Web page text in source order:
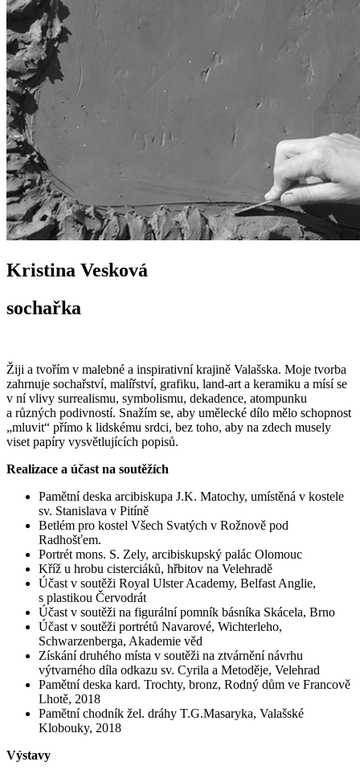
Kristina Vesková
sochařka
Žiji a tvořím v malebné a inspirativní krajině Valašska. Moje tvorba
zahrnuje sochařství, malířství, grafiku, land-art a keramiku a mísí se
v ní vlivy surrealismu, symbolismu, dekadence, atompunku
a různých podivností. Snažím se, aby umělecké dílo mělo schopnost
„mluvit“ přímo k lidskému srdci, bez toho, aby na zdech musely
viset papíry vysvětlujících popisů.
Realizace a účast na soutěžích
Pamětní deska arcibiskupa J.K. Matochy, umístěná v kostele
sv. Stanislava v Pitíně
Betlém pro kostel Všech Svatých v Rožnově pod
Radhošťem.
Portrét mons. S. Zely, arcibiskupský palác Olomouc
Kříž u hrobu cisterciáků, hřbitov na Velehradě
Účast v soutěži Royal Ulster Academy, Belfast Anglie,
s plastikou Červodrát
Účast v soutěži na figurální pomník básníka Skácela, Brno
Účast v soutěži portrétů Navarové, Wichterleho,
Schwarzenberga, Akademie věd
Získání druhého místa v soutěži na ztvárnění návrhu
výtvarného díla odkazu sv. Cyrila a Metoděje, Velehrad
Pamětní deska kard. Trochty, bronz, Rodný dům ve Francově
Lhotě, 2018
Pamětní chodník žel. dráhy T.G.Masaryka, Valašské
Klobouky, 2018
Výstavy